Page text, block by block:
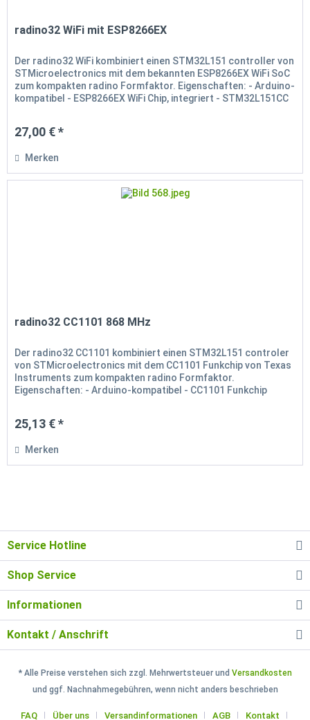
radino32 WiFi mit ESP8266EX
Der radino32 WiFi kombiniert einen STM32L151 controller von
STMicroelectronics mit dem bekannten ESP8266EX WiFi SoC
zum kompakten radino Formfaktor. Eigenschaften: - Arduino-
kompatibel - ESP8266EX WiFi Chip, integriert - STM32L151CC
27,00 € *
Merken
radino32 CC1101 868 MHz
Der radino32 CC1101 kombiniert einen STM32L151 controler
von STMicroelectronics mit dem CC1101 Funkchip von Texas
Instruments zum kompakten radino Formfaktor.
Eigenschaften: - Arduino-kompatibel - CC1101 Funkchip
25,13 € *
Merken
Service Hotline
Shop Service
Informationen
Kontakt / Anschrift
* Alle Preise verstehen sich zzgl. Mehrwertsteuer und Versandkosten
und ggf. Nachnahmegebühren, wenn nicht anders beschrieben
FAQ Über uns Versandinformationen AGB Kontakt